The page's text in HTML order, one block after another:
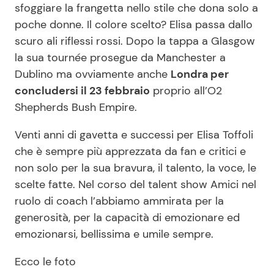
Disclaimer e Privacy
Redazione
Contattaci
Pubblicità
sfoggiare la frangetta nello stile che dona solo a
poche donne. Il colore scelto? Elisa passa dallo
scuro ali riflessi rossi. Dopo la tappa a Glasgow
la sua tournée prosegue da Manchester a
Dublino ma ovviamente anche Londra per
concludersi il 23 febbraio proprio all’O2
Shepherds Bush Empire.
Venti anni di gavetta e successi per Elisa Toffoli
che è sempre più apprezzata da fan e critici e
non solo per la sua bravura, il talento, la voce, le
scelte fatte. Nel corso del talent show Amici nel
ruolo di coach l’abbiamo ammirata per la
generosità, per la capacità di emozionare ed
emozionarsi, bellissima e umile sempre.
Ecco le foto